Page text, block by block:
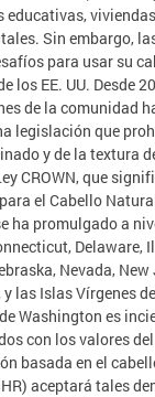
educativas,
Sin embargo,
para usar su
los EE. UU. Desde
de la comunidad
legislación que
y de la textura
CROWN, que
el Cabello
ha promulgado a
Delaware,
Nevada,
las Islas Vírgenes
Washington es
con los valores
basada en el
aceptará tales